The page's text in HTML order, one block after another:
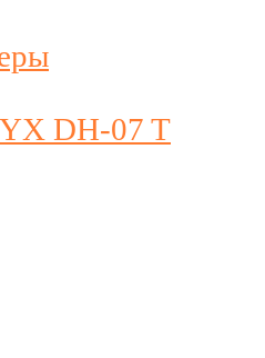
DH-07 T